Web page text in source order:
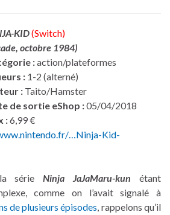
KID(Switch)
octobre 1984)
:action/plateformes
: 1-2 (alterné)
: Taito/Hamster
de sortie eShop :05/04/2018
:6,99 €
…Ninja-Kid-
la sérieNinja JaJaMaru-kun étant
comme on l’avait signalé à
de plusieurs épisodes, rappelons qu’il